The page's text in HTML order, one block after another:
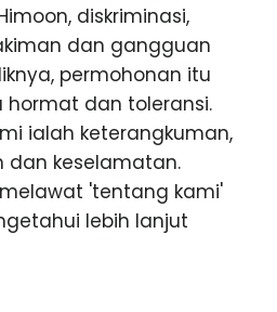
diskriminasi,
dan gangguan
permohonan itu
hormat dan toleransi.
ialah keterangkuman,
dan keselamatan.
'tentang kami'
lebih lanjut